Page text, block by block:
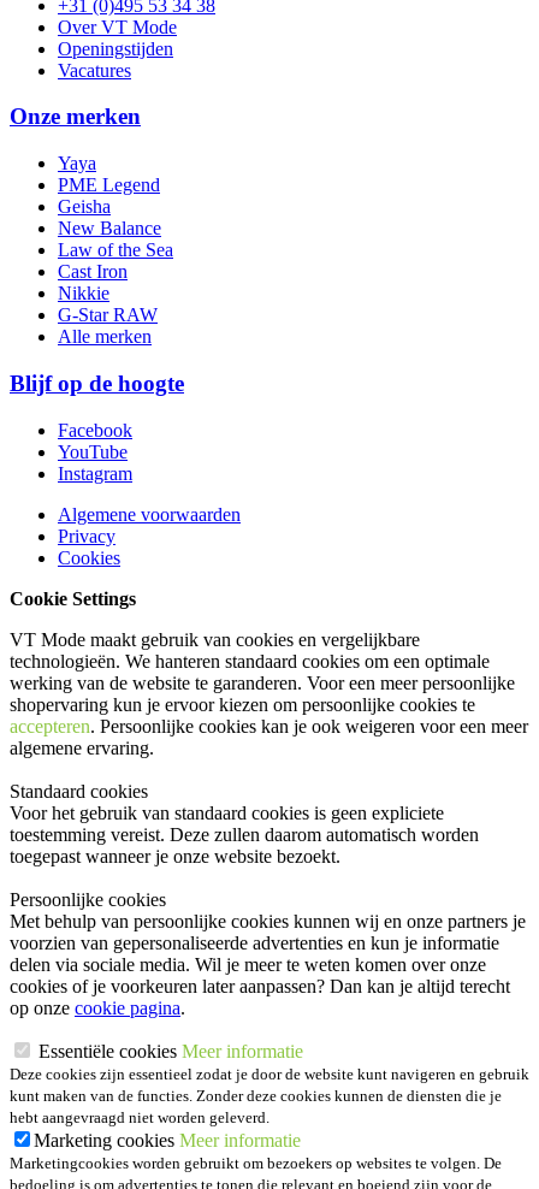
+31 (0)495 53 34 38
Over VT Mode
Openingstijden
Vacatures
Onze merken
Yaya
PME Legend
Geisha
New Balance
Law of the Sea
Cast Iron
Nikkie
G-Star RAW
Alle merken
Blijf op de hoogte
Facebook
YouTube
Instagram
Algemene voorwaarden
Privacy
Cookies
Cookie Settings
VT Mode maakt gebruik van cookies en vergelijkbare
technologieën. We hanteren standaard cookies om een optimale
werking van de website te garanderen. Voor een meer persoonlijke
shopervaring kun je ervoor kiezen om persoonlijke cookies te
accepteren. Persoonlijke cookies kan je ook weigeren voor een meer
algemene ervaring.
Standaard cookies
Voor het gebruik van standaard cookies is geen expliciete
toestemming vereist. Deze zullen daarom automatisch worden
toegepast wanneer je onze website bezoekt.
Persoonlijke cookies
Met behulp van persoonlijke cookies kunnen wij en onze partners je
voorzien van gepersonaliseerde advertenties en kun je informatie
delen via sociale media. Wil je meer te weten komen over onze
cookies of je voorkeuren later aanpassen? Dan kan je altijd terecht
op onze cookie pagina.
Essentiële cookies Meer informatie
Deze cookies zijn essentieel zodat je door de website kunt navigeren en gebruik
kunt maken van de functies. Zonder deze cookies kunnen de diensten die je
hebt aangevraagd niet worden geleverd.
Marketing cookies Meer informatie
Marketingcookies worden gebruikt om bezoekers op websites te volgen. De
bedoeling is om advertenties te tonen die relevant en boeiend zijn voor de